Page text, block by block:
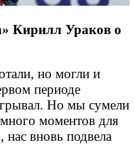
Кирилл Ураков о
но могли и
периоде
Но мы сумели
много моментов для
вновь подвела